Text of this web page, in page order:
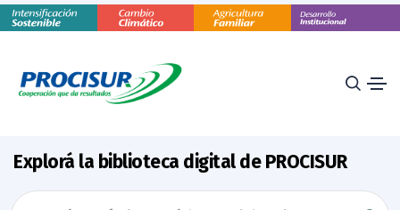
Explorá la biblioteca digital de PROCISUR